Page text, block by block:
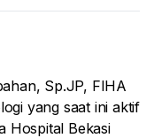
Sp.JP, FIHA
yang saat ini aktif
Hospital Bekasi